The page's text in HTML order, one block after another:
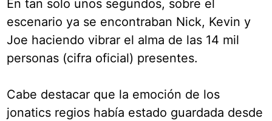
En tan solo unos segundos, sobre el
escenario ya se encontraban Nick, Kevin y
Joe haciendo vibrar el alma de las 14 mil
personas (cifra oficial) presentes.
Cabe destacar que la emoción de los
jonatics regios había estado guardada desde